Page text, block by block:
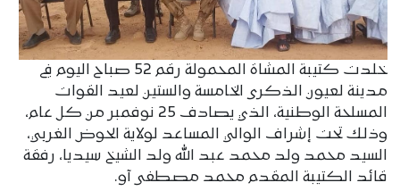
خلدت كتيبة المشاة المحمولة رقم 52 صباح اليوم في
مدينة لعيون الذكرى الخامسة والستين لعيد القوات
المسلحة الوطنية، الذي يصادف 25 نوفمبر من كل عام،
وذلك تحت إشراف الوالي المساعد لولاية الحوض الغربي،
السيد محمد ولد محمد عبد الله ولد الشيخ سيديا، رفقة
قائد الكتيبة المقدم محمد مصطفى آو.